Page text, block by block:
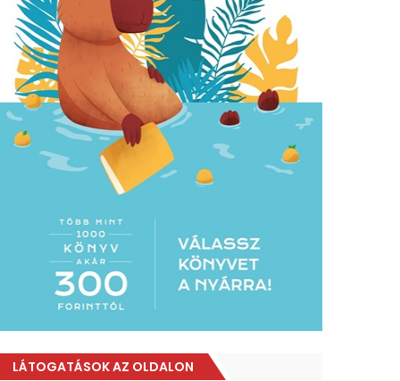
LÁTOGATÁSOK AZ OLDALON